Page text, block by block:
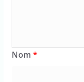
Nom *